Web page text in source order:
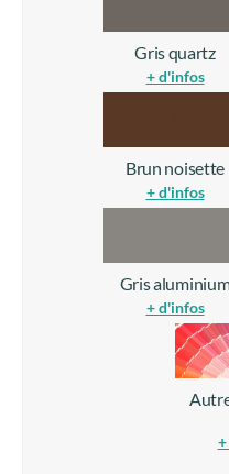
Gris quartz
+ d'infos
Brun noisette
+ d'infos
Gris
+ d'infos